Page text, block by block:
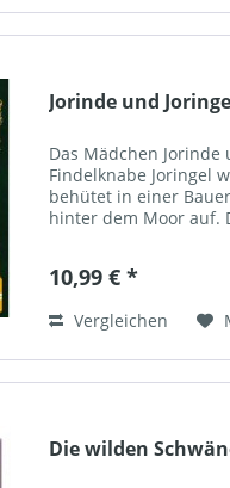
Jorinde und
Das Mädchen Jorinde
Findelknabe Joringel
behütet in einer
hinter dem Moor auf.
allgegenwärtig als Eule,
10,99 € *
Vergleichen
Die wilden